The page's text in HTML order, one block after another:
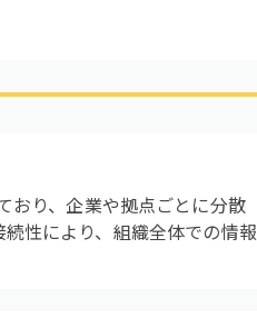
おり、企業や拠点ごとに分散
性により、組織全体での情報